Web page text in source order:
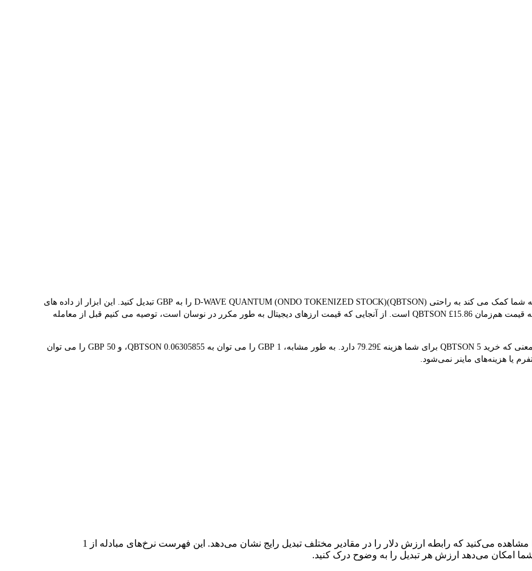
مبدل LBank نرخ مبادله بلادرنگ QBTSON و GBP را ارائه می دهد و به شما کمک می کند به راحتی D-WAVE QUANTUM (ONDO TOKENIZED STOCK)(QBTSON) را به GBP تبدیل کنید. این ابزار از داده های
بلادرنگ برای تبدیل استفاده می کند. نتیجه تبدیل فعلی نشان می‌دهد که قیمت هم‌زمان QBTSON £15.86 است. از آنجایی که قیمت ارزهای دیجیتال به طور مکرر در نوسان است، توصیه می کنیم قبل از معامله
1 QBTSON در حال حاضر با £15.86 ارزش گذاری شده است، به این معنی که خرید 5 QBTSON برای شما هزینه £79.29 دارد. به طور مشابه، 1 GBP را می توان به 0.06305855 QBTSON، و 50 GBP را می توان
در جدول بالا، نمودار داده‌های تبدیل جامع QBTSON به GBP را مشاهده می‌کنید که رابطه ارزش دلار را در مقادیر مختلف تبدیل رایج نشان می‌دهد. این فهرست نرخ‌های مبادله از 1